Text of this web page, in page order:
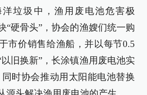
垃圾中，渔用废电池危害极
“硬骨头”，协会的渔嫂们统一购
市价销售给渔船，并以每节0.5
旧换新”，长涂镇渔用废电池实
同时协会推动用太阳能电池替换